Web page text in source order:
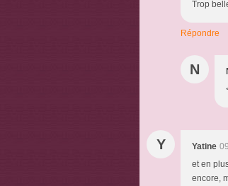
Trop
Répondre
N
Y Yatine
et en
encore,